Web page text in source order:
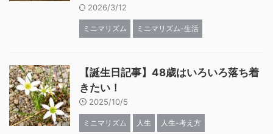
2026/3/12
ミニマリズム ミニマリズム-生活
【誕生日記事】48歳はいろいろ落ち着
きたい！
2025/10/5
ミニマリズム 人生 人生-考え方